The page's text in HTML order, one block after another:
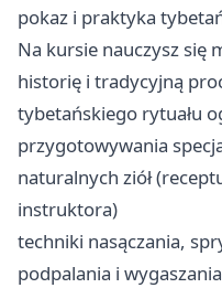
pokaz i praktyka
Na kursie nauczysz się
historię i tradycyjną
tybetańskiego rytuału
przygotowywania
naturalnych ziół
instruktora)
techniki nasączania,
podpalania i